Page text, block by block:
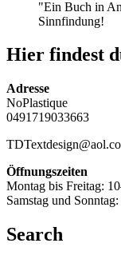
"Ein Buch in
Sinnfindung!
Hier findest
Adresse
NoPlastique
0491719033663
Öffnungszeiten
Montag bis Freitag:
Samstag und
Search